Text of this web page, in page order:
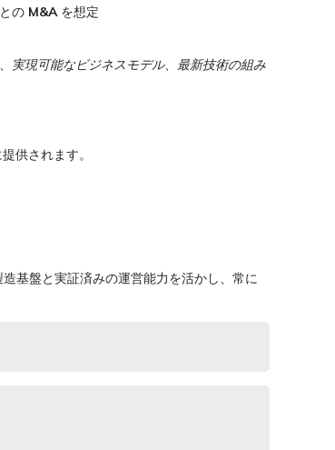
の M&Aを想定
実現可能なビジネスモデル、最新技術の組み
供されます。
基盤と実証済みの運営能力を活かし、常に